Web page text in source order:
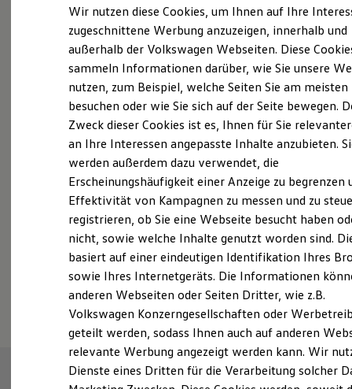
Elektroautos
ID. Tutorials
Elektrofahrzeugkonzepte
Reichweite
Reichweite der ID. Modelle
Reichweite im Winter
Laden
Laden unterwegs
Laden Zuhause
Ladezeitensimulator
Batterie
Sicherheit
Garantie und Lebensdauer
Nachhaltigkeit
Technologie
Kosten und Kauf
Verbrauchskosten
Kaufoptionen
E-Auto-Förderung
Software und Konnektivität
Die ID. Software 6
ID. Software Versionen und Updates
Digitale Extras
Schnittstellen zu Ihrem ID.
Impressum & Rechtliches)
Probefahrt vereinbaren
Fahrzeugangebot anfordern
Serviceanfrage stellen
Wir nutzen diese Cookies, um Ihnen auf Ihre
zugeschnittene Werbung anzuzeigen, innerhalb und
außerhalb der Volkswagen Webseiten. Diese
sammeln Informationen darüber, wie Sie unsere
nutzen, zum Beispiel, welche Seiten Sie am meisten
besuchen oder wie Sie sich auf der Seite bewegen.
Zweck dieser Cookies ist es, Ihnen für Sie
an Ihre Interessen angepasste Inhalte anzubieten.
werden außerdem dazu verwendet, die
Erscheinungshäufigkeit einer Anzeige zu begrenzen
Effektivität von Kampagnen zu messen und zu
registrieren, ob Sie eine Webseite besucht haben
nicht, sowie welche Inhalte genutzt worden sind.
basiert auf einer eindeutigen Identifikation Ihres
sowie Ihres Internetgeräts. Die Informationen
anderen Webseiten oder Seiten Dritter, wie z.B.
Volkswagen Konzerngesellschaften oder
geteilt werden, sodass Ihnen auch auf anderen
relevante Werbung angezeigt werden kann. Wir
Dienste eines Dritten für die Verarbeitung solcher